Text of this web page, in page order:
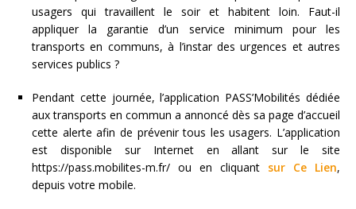
usagers qui travaillent le soir et habitent loin. Faut-il
appliquer la garantie d’un service minimum pour les
transports en communs, à l’instar des urgences et autres
services publics ?
Pendant cette journée, l’application PASS’Mobilités dédiée
aux transports en commun a annoncé dès sa page d’accueil
cette alerte afin de prévenir tous les usagers. L’application
est disponible sur Internet en allant sur le site
https://pass.mobilites-m.fr/ ou en cliquant sur Ce Lien,
depuis votre mobile.